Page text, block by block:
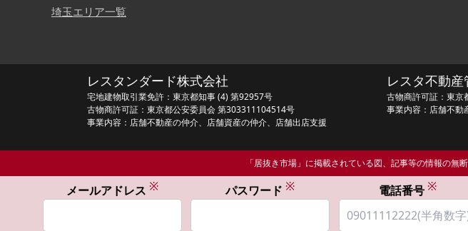
埼玉エリア一覧
レスタンダード株式会社
宅地建物取引業免許：東京都知事 (4) 第92957号
古物商許可証：東京都公安委員会 第303311104514号
事業内容：店舗不動産の仲介、店舗資産の仲介、店舗出店支援
レスタ不動
古物商許可証：東
事業内容：店舗不動
「居抜き市場」に掲載されている図、記事等の情報の
メールアドレス ※ パスワード ※ 電話番号 ※